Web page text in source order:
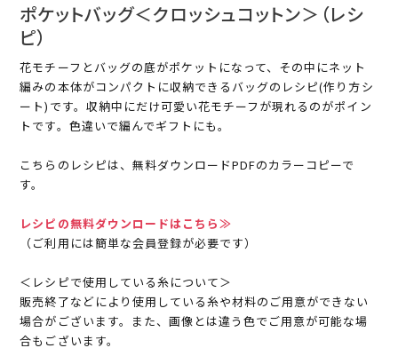
ポケットバッグ＜クロッシュコットン＞（レシ
ピ）
花モチーフとバッグの底がポケットになって、その中にネット
編みの本体がコンパクトに収納できるバッグのレシピ(作り方シ
ート)です。収納中にだけ可愛い花モチーフが現れるのがポイン
トです。色違いで編んでギフトにも。
こちらのレシピは、無料ダウンロードPDFのカラーコピーで
す。
レシピの無料ダウンロードはこちら≫
（ご利用には簡単な会員登録が必要です）
＜レシピで使用している糸について＞
販売終了などにより使用している糸や材料のご用意ができない
場合がございます。また、画像とは違う色でご用意が可能な場
合もございます。